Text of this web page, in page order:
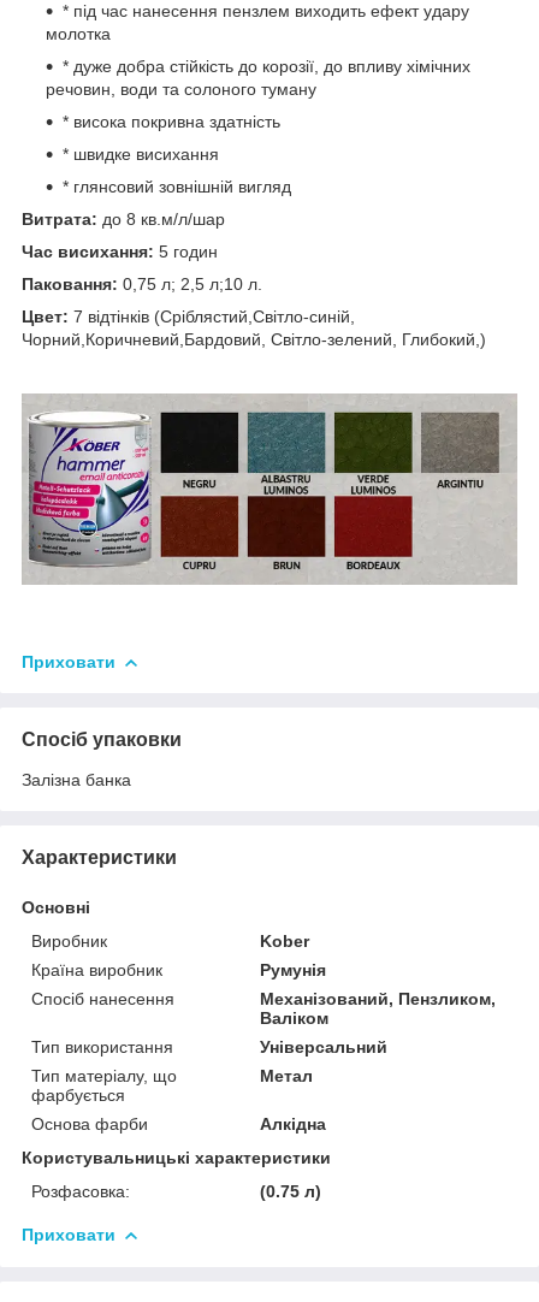
* під час нанесення пензлем виходить ефект удару
молотка
* дуже добра стійкість до корозії, до впливу хімічних
речовин, води та солоного туману
* висока покривна здатність
* швидке висихання
* глянсовий зовнішній вигляд
Витрата: до 8 кв.м/л/шар
Час висихання: 5 годин
Паковання: 0,75 л; 2,5 л;10 л.
Цвет: 7 відтінків (Сріблястий,Світло-синій,
Чорний,Коричневий,Бардовий, Світло-зелений, Глибокий,)
Приховати
Спосіб упаковки
Залізна банка
Характеристики
Основні
Виробник
Kober
Країна виробник
Румунія
Спосіб нанесення
Механізований, Пензликом,
Валіком
Тип використання
Універсальний
Тип матеріалу, що
фарбується
Метал
Основа фарби
Алкідна
Користувальницькі характеристики
Розфасовка:
(0.75 л)
Приховати